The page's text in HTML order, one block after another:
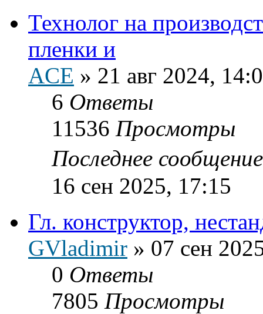
Технолог на
пленки и
ACE » 21 авг 2024,
6 Ответы
11536 Просмотры
Последнее
16 сен 2025, 17:15
Гл. конструктор,
GVladimir » 07 сен
0 Ответы
7805 Просмотры